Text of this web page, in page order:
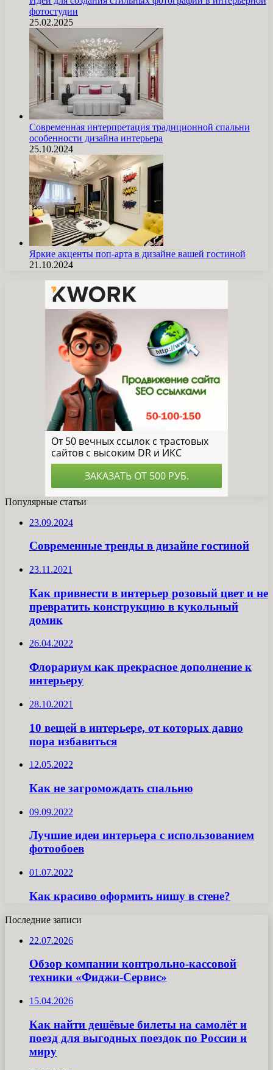
фотостудии
25.02.2025
Современная интерпретация традиционной спальни
особенности дизайна интерьера
25.10.2024
Яркие акценты поп-арта в дизайне вашей гостиной
21.10.2024
Популярные статьи
23.09.2024
Современные тренды в дизайне гостиной
23.11.2021
Как привнести в интерьер розовый цвет и не
превратить конструкцию в кукольный
домик
26.04.2022
Флорариум как прекрасное дополнение к
интерьеру
28.10.2021
10 вещей в интерьере, от которых давно
пора избавиться
12.05.2022
Как не загромождать спальню
09.09.2022
Лучшие идеи интерьера с использованием
фотообоев
01.07.2022
Как красиво оформить нишу в стене?
Последние записи
22.07.2026
Обзор компании контрольно-кассовой
техники «Фиджи-Сервис»
15.04.2026
Как найти дешёвые билеты на самолёт и
поезд для выгодных поездок по России и
миру